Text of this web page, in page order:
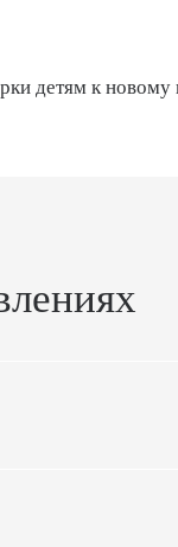
детям к новому